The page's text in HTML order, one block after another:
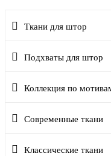
Ткани для штор
Подхваты для штор
Коллекция по
Современные ткани
Классические ткани